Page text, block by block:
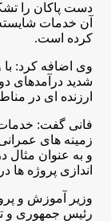
دست پاکان را
آن خدمات
کرده است.
وی اضافه کرد:
شدید درآمدهای
ارزنده ای در
فانی گفت:
زمینه های
اندازی پروژه ها
وزیر آموزش و
رئیس جمهوری و